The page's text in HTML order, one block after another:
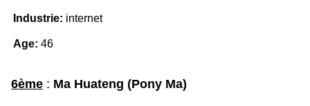
Industrie: internet
Age: 46
6ème : Ma Huateng (Pony Ma)